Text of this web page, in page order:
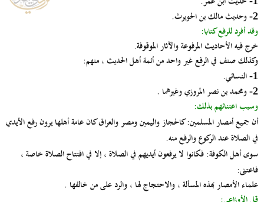
2- وحديث مالك بن الحويرث.
وقد أفرد للرفع كتابا:
خرج فيه الأحاديث المرفوعة والآثار الموقوفة.
وكذلك صنف في الرفع غير واحد من أئمة أهل الحديث ، منهم:
1- النسائي.
2- ومحمد بن نصر المروزي وغيرهما .
وسبب اعتنائهم بذلك:
أن جميع أمصار المسلمين: كالحجاز واليمين ومصر والعراق كان عامة أهلها يرون رفع الأيدي
في الصلاة عند الركوع والرفع منه.
سوى أهل الكوفة: فكانوا لا يرفعون أيديهم في الصلاة ، إلا في افتتاح الصلاة خاصة ،
فاعتنى:
علماء الأمصار بهذه المسألة ، والاحتجاج لها ، والرد على من خالفها .